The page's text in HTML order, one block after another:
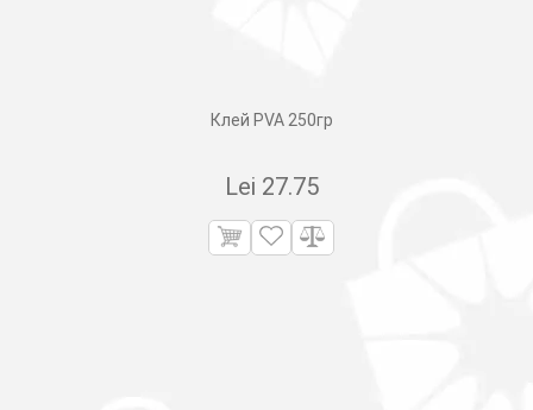
Клей PVA 250гр
Lei 27.75